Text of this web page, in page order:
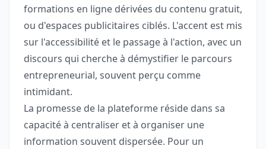
formations en ligne dérivées du contenu gratuit,
ou d'espaces publicitaires ciblés. L'accent est mis
sur l'accessibilité et le passage à l'action, avec un
discours qui cherche à démystifier le parcours
entrepreneurial, souvent perçu comme
intimidant.
La promesse de la plateforme réside dans sa
capacité à centraliser et à organiser une
information souvent dispersée. Pour un